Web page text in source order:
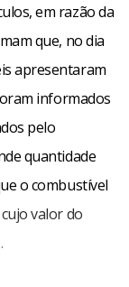
em razão da
que, no dia
apresentaram
informados
pelo
quantidade
o combustível
valor do